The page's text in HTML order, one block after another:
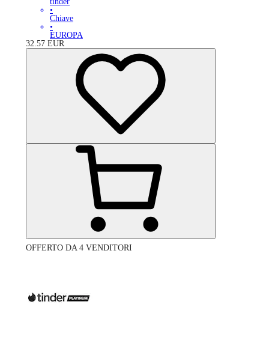
•
Chiave
•
EUROPA
32.57 EUR
OFFERTO DA 4 VENDITORI